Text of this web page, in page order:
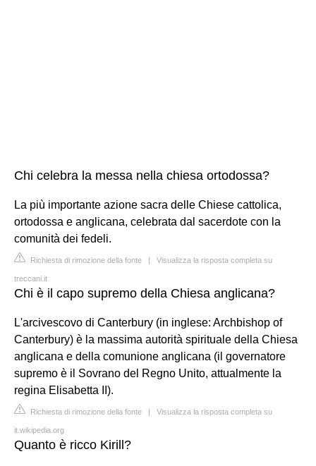
Chi celebra la messa nella chiesa ortodossa?
La più importante azione sacra delle Chiese cattolica,
ortodossa e anglicana, celebrata dal sacerdote con la
comunità dei fedeli.
Richiesta di rimozione della fonte | Visualizza la risposta completa su
treccani.it
Chi è il capo supremo della Chiesa anglicana?
L'arcivescovo di Canterbury (in inglese: Archbishop of
Canterbury) è la massima autorità spirituale della Chiesa
anglicana e della comunione anglicana (il governatore
supremo è il Sovrano del Regno Unito, attualmente la
regina Elisabetta II).
Richiesta di rimozione della fonte | Visualizza la risposta completa su
it.wikipedia.org
Quanto è ricco Kirill?